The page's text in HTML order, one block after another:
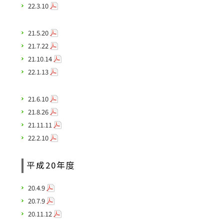
22.3.10
21.5.20
21.7.22
21.10.14
22.1.13
21.6.10
21.8.26
21.11.11
22.2.10
平成20年度
20.4.9
20.7.9
20.11.12